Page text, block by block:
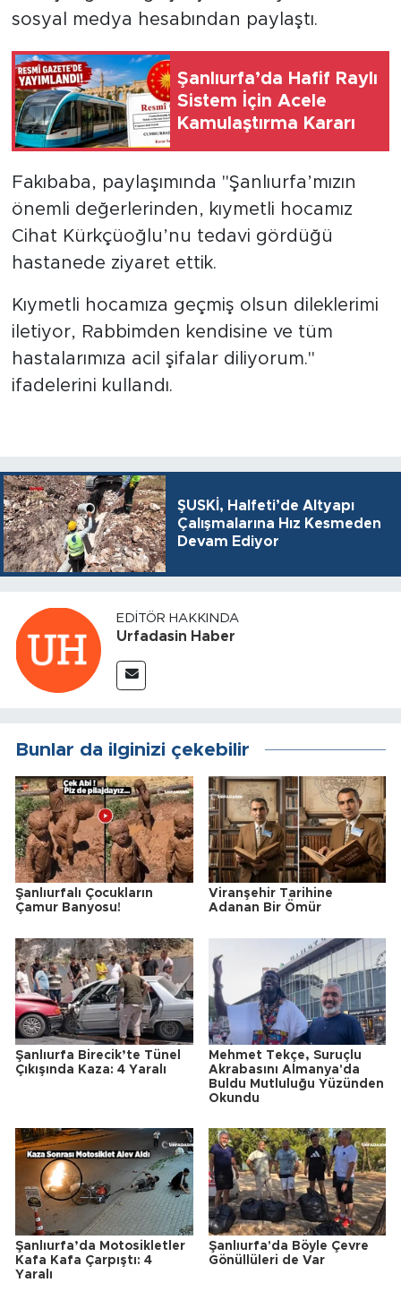
sosyal medya hesabından paylaştı.
Şanlıurfa’da Hafif Raylı
Sistem İçin Acele
Kamulaştırma Kararı
Fakıbaba, paylaşımında "Şanlıurfa’mızın
önemli değerlerinden, kıymetli hocamız
Cihat Kürkçüoğlu’nu tedavi gördüğü
hastanede ziyaret ettik.
Kıymetli hocamıza geçmiş olsun dileklerimi
iletiyor, Rabbimden kendisine ve tüm
hastalarımıza acil şifalar diliyorum."
ifadelerini kullandı.
ŞUSKİ, Halfeti’de Altyapı
Çalışmalarına Hız Kesmeden
Devam Ediyor
EDITÖR HAKKINDA
Urfadasin Haber
Bunlar da ilginizi çekebilir
Şanlıurfalı Çocukların
Çamur Banyosu!
Viranşehir Tarihine
Adanan Bir Ömür
Şanlıurfa Birecik’te Tünel
Çıkışında Kaza: 4 Yaralı
Mehmet Tekçe, Suruçlu
Akrabasını Almanya'da
Buldu Mutluluğu Yüzünden
Okundu
Şanlıurfa’da Motosikletler
Kafa Kafa Çarpıştı: 4
Yaralı
Şanlıurfa'da Böyle Çevre
Gönüllüleri de Var